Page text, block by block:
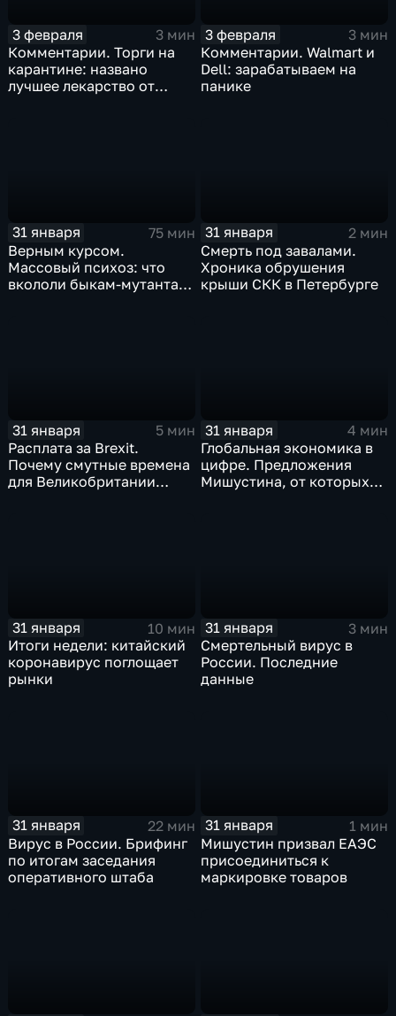
3 февраля
3 мин
Комментарии. Торги на
карантине: названо
лучшее лекарство от
3 февраля
3 мин
Комментарии. Walmart и
Dell: зарабатываем на
панике
31 января
75 мин
Верным курсом.
Массовый психоз: что
вкололи быкам-мутантам,
31 января
2 мин
Смерть под завалами.
Хроника обрушения
крыши СКК в Петербурге
31 января
5 мин
Расплата за Brexit.
Почему смутные времена
для Великобритании
31 января
4 мин
Глобальная экономика в
цифре. Предложения
Мишустина, от которых
31 января
10 мин
Итоги недели: китайский
коронавирус поглощает
рынки
31 января
3 мин
Смертельный вирус в
России. Последние
данные
31 января
22 мин
Вирус в России. Брифинг
по итогам заседания
оперативного штаба
31 января
1 мин
Мишустин призвал ЕАЭС
присоединиться к
маркировке товаров